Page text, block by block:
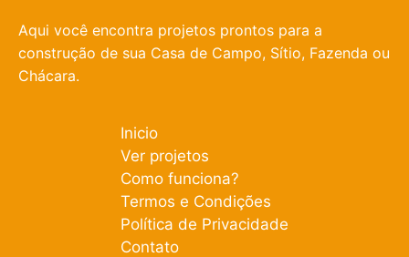
Aqui você encontra projetos prontos para a
construção de sua Casa de Campo, Sítio, Fazenda ou
Chácara.
Inicio
Ver projetos
Como funciona?
Termos e Condições
Política de Privacidade
Contato